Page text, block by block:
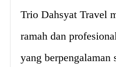
Trio Dahsyat Travel
ramah dan
yang